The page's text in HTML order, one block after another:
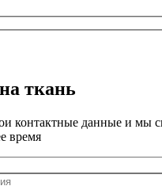
ткань
контактные данные и мы
время